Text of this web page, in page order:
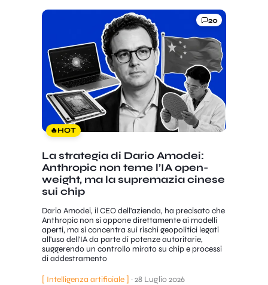
20
🔥HOT
La strategia di Dario Amodei:
Anthropic non teme l’IA open-
weight, ma la supremazia cinese
sui chip
Dario Amodei, il CEO dell'azienda, ha precisato che
Anthropic non si oppone direttamente ai modelli
aperti, ma si concentra sui rischi geopolitici legati
all'uso dell'IA da parte di potenze autoritarie,
suggerendo un controllo mirato su chip e processi
di addestramento
[ Intelligenza artificiale ] ·28 Luglio 2026